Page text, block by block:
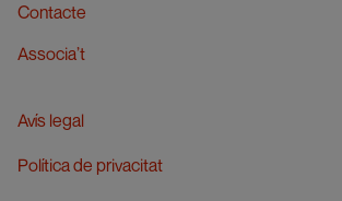
Contacte
Associa’t
Avís legal
Política de privacitat